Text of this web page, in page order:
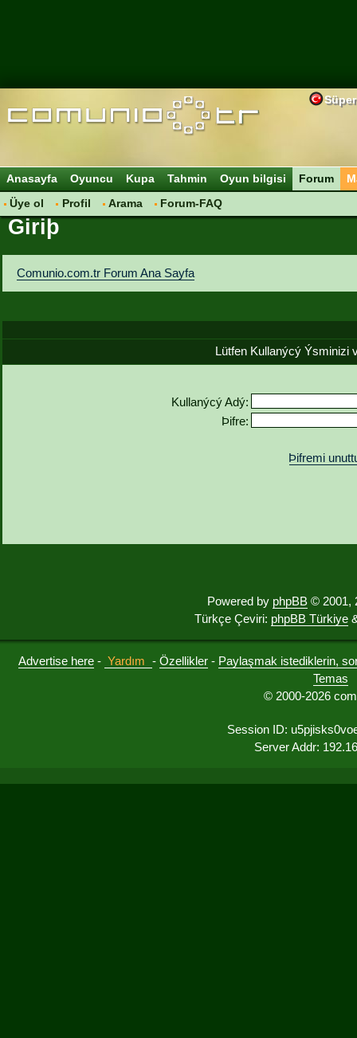
Anasayfa Oyuncu Kupa Tahmin Oyun bilgisi
Forum
Üye ol
Profil Arama Forum-FAQ
Giriþ
Comunio.com.tr Forum Ana Sayfa
Lütfen Kullanýcý Ýsminizi
Kullanýcý Adý:
Þifre:
Þifremi
Powered by phpBB © 2001,
Türkçe Çeviri: phpBB Türkiye
Advertise here - Yardım - Özellikler - Paylaşmak istediklerin,
Temas
© 2000-2026
Session ID:
Server Addr: